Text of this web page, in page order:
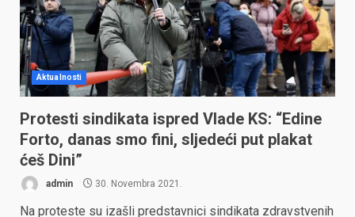
Aktualnosti
Protesti sindikata ispred Vlade KS: “Edine
Forto, danas smo fini, sljedeći put plakat
ćeš Dini”
admin 30. Novembra 2021.
Na proteste su izašli predstavnici sindikata zdravstvenih